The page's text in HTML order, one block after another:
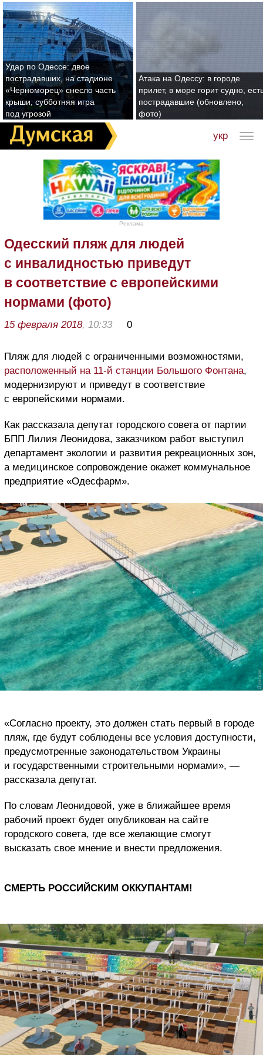
Удар по Одессе: двое
пострадавших, на стадионе
«Черноморец» снесло часть
крыши, субботняя игра
под угрозой
Атака на Одессу: в городе
прилет, в море горит судно,
пострадавшие (обновлено,
фото)
укр
Реклама
Одесский пляж для людей
с инвалидностью приведут
в соответствие с европейскими
нормами (фото)
15 февраля 2018, 10:33 0
Пляж для людей с ограниченными возможностями,
расположенный на 11-й станции Большого Фонтана,
модернизируют и приведут в соответствие
с европейскими нормами.
Как рассказала депутат городского совета от партии
БПП Лилия Леонидова, заказчиком работ выступил
департамент экологии и развития рекреационных зон,
а медицинское сопровождение окажет коммунальное
предприятие «Одесфарм».
«Согласно проекту, это должен стать первый в городе
пляж, где будут соблюдены все условия доступности,
предусмотренные законодательством Украины
и государственными строительными нормами», —
рассказала депутат.
По словам Леонидовой, уже в ближайшее время
рабочий проект будет опубликован на сайте
городского совета, где все желающие смогут
высказать свое мнение и внести предложения.
СМЕРТЬ РОССИЙСКИМ ОККУПАНТАМ!